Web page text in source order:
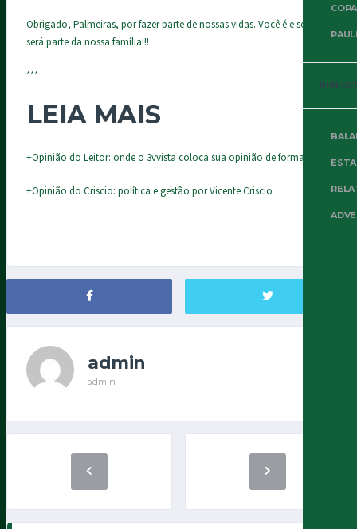
Obrigado, Palmeiras, por fazer parte de nossas vidas. Você é e sempre
será parte da nossa família!!!
***
LEIA MAIS
+Opinião do Leitor: onde o 3vvista coloca sua opinião de forma livre
+Opinião do Criscio: política e gestão por Vicente Criscio
admin
admin